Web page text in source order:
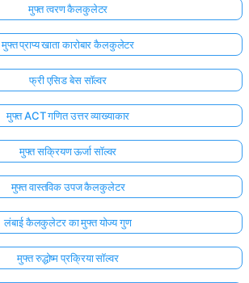
मुफ्त त्वरण कैलकुलेटर
मुफ्त प्राप्य खाता कारोबार कैलकुलेटर
फ्री एसिड बेस सॉल्वर
मुफ्त ACT गणित उत्तर व्याख्याकार
मुफ्त सक्रियण ऊर्जा सॉल्वर
मुफ्त वास्तविक उपज कैलकुलेटर
लंबाई कैलकुलेटर का मुफ्त योज्य गुण
मुफ्त रुद्धोष्म प्रक्रिया सॉल्वर